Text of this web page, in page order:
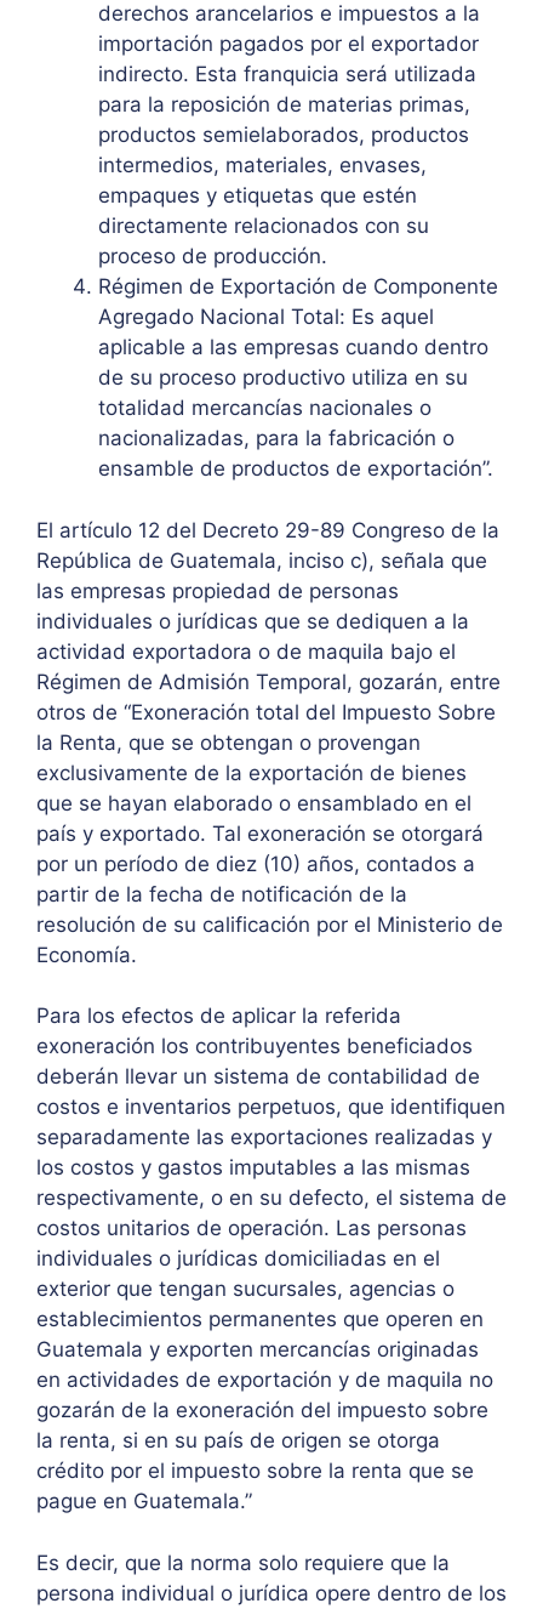
derechos arancelarios e impuestos a la
importación pagados por el exportador
indirecto. Esta franquicia será utilizada
para la reposición de materias primas,
productos semielaborados, productos
intermedios, materiales, envases,
empaques y etiquetas que estén
directamente relacionados con su
proceso de producción.
Régimen de Exportación de Componente
Agregado Nacional Total: Es aquel
aplicable a las empresas cuando dentro
de su proceso productivo utiliza en su
totalidad mercancías nacionales o
nacionalizadas, para la fabricación o
ensamble de productos de exportación”.
El artículo 12 del Decreto 29-89 Congreso de la
República de Guatemala, inciso c), señala que
las empresas propiedad de personas
individuales o jurídicas que se dediquen a la
actividad exportadora o de maquila bajo el
Régimen de Admisión Temporal, gozarán, entre
otros de “Exoneración total del Impuesto Sobre
la Renta, que se obtengan o provengan
exclusivamente de la exportación de bienes
que se hayan elaborado o ensamblado en el
país y exportado. Tal exoneración se otorgará
por un período de diez (10) años, contados a
partir de la fecha de notificación de la
resolución de su calificación por el Ministerio de
Economía.
Para los efectos de aplicar la referida
exoneración los contribuyentes beneficiados
deberán llevar un sistema de contabilidad de
costos e inventarios perpetuos, que identifiquen
separadamente las exportaciones realizadas y
los costos y gastos imputables a las mismas
respectivamente, o en su defecto, el sistema de
costos unitarios de operación. Las personas
individuales o jurídicas domiciliadas en el
exterior que tengan sucursales, agencias o
establecimientos permanentes que operen en
Guatemala y exporten mercancías originadas
en actividades de exportación y de maquila no
gozarán de la exoneración del impuesto sobre
la renta, si en su país de origen se otorga
crédito por el impuesto sobre la renta que se
pague en Guatemala.”
Es decir, que la norma solo requiere que la
persona individual o jurídica opere dentro de los